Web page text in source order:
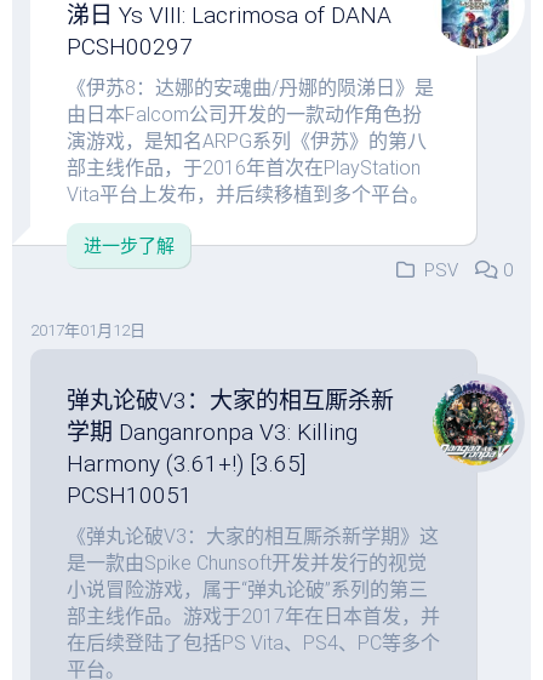
涕日 Ys VIII: Lacrimosa of DANA
PCSH00297
《伊苏8：达娜的安魂曲/丹娜的陨涕日》是
由日本Falcom公司开发的一款动作角色扮
演游戏，是知名ARPG系列《伊苏》的第八
部主线作品，于2016年首次在PlayStation
Vita平台上发布，并后续移植到多个平台。
进一步了解
PSV
0
2017年01月12日
弹丸论破V3：大家的相互厮杀新
学期 Danganronpa V3: Killing
Harmony (3.61+!) [3.65]
PCSH10051
《弹丸论破V3：大家的相互厮杀新学期》这
是一款由Spike Chunsoft开发并发行的视觉
小说冒险游戏，属于“弹丸论破”系列的第三
部主线作品。游戏于2017年在日本首发，并
在后续登陆了包括PS Vita、PS4、PC等多个
平台。